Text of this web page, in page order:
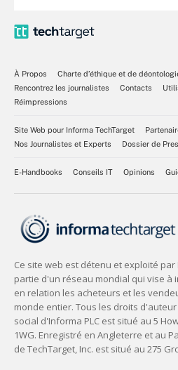
À Propos
Charte d’éthique et de
Rencontrez les journalistes
Contacts
Réimpressions
Site Web pour Informa TechTarget
Nos Journalistes et Experts
Dossier de
E-Handbooks Conseils IT Opinions